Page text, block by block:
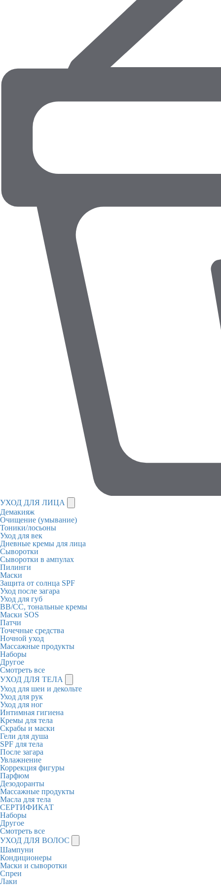
УХОД ДЛЯ ЛИЦА
Демакияж
Очищение (умывание)
Тоники/лосьоны
Уход для век
Дневные кремы для лица
Сыворотки
Сыворотки в ампулах
Пилинги
Маски
Защита от солнца SPF
Уход после загара
Уход для губ
BB/CC, тональные кремы
Маски SOS
Патчи
Точечные средства
Ночной уход
Массажные продукты
Наборы
Другое
Смотреть все
УХОД ДЛЯ ТЕЛА
Уход для шеи и декольте
Уход для рук
Уход для ног
Интимная гигиена
Кремы для тела
Скрабы и маски
Гели для душа
SPF для тела
После загара
Увлажнение
Коррекция фигуры
Парфюм
Дезодоранты
Массажные продукты
Масла для тела
СЕРТИФИКАТ
Наборы
Другое
Смотреть все
УХОД ДЛЯ ВОЛОС
Шампуни
Кондиционеры
Маски и сыворотки
Спреи
Лаки